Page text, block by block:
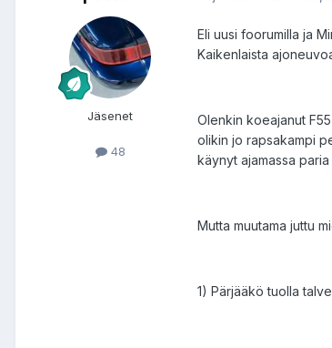
Jäsenet
48
Eli uusi foorumilla ja
Kaikenlaista
Olenkin koeajanut
olikin jo rapsakampi
käynyt ajamassa
Mutta muutama juttu
1) Pärjääkö tuolla